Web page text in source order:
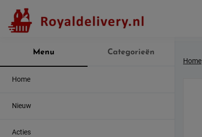
content
Menu Categorieën
Home
Nieuw
Acties
Home